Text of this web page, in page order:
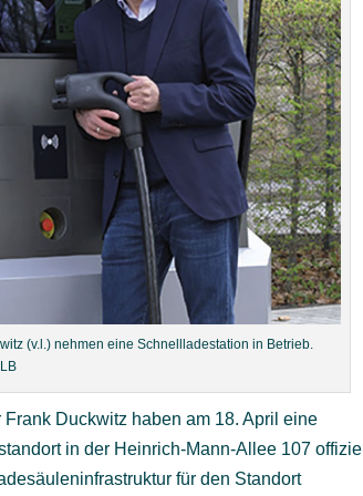
(v.l.) nehmen eine Schnellladestation in Betrieb.
Duckwitz haben am 18. April eine
in der Heinrich-Mann-Allee 107 offiziell
für den Standort